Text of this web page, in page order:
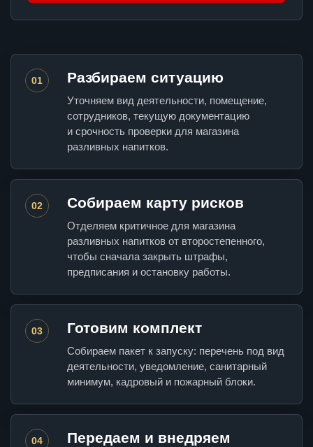
01 Разбираем ситуацию
Уточняем вид деятельности, помещение,
сотрудников, текущую документацию
и срочность проверки для магазина
разливных напитков.
02 Собираем карту рисков
Отделяем критичное для магазина
разливных напитков от второстепенного,
чтобы сначала закрыть штрафы,
предписания и остановку работы.
03 Готовим комплект
Собираем пакет к запуску: перечень под вид
деятельности, уведомление, санитарный
минимум, кадровый и пожарный блоки.
04 Передаем и внедряем